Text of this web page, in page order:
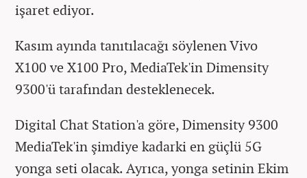
işaret ediyor.
Kasım ayında tanıtılacağı söylenen Vivo
X100 ve X100 Pro, MediaTek'in Dimensity
9300'ü tarafından desteklenecek.
Digital Chat Station'a göre, Dimensity 9300
MediaTek'in şimdiye kadarki en güçlü 5G
yonga seti olacak. Ayrıca, yonga setinin Ekim